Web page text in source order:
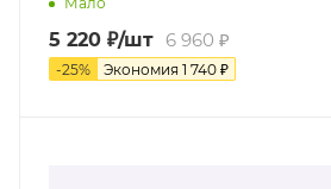
5 220 ₽/шт 6 960 ₽
-25% Экономия 1 740 ₽